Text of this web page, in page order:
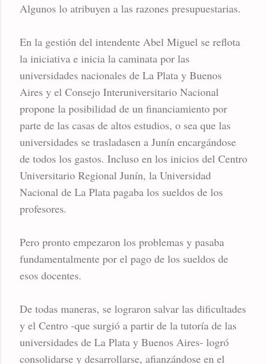
Algunos lo atribuyen a las razones presupuestarias.
En la gestión del intendente Abel Miguel se reflota
la iniciativa e inicia la caminata por las
universidades nacionales de La Plata y Buenos
Aires y el Consejo Interuniversitario Nacional
propone la posibilidad de un financiamiento por
parte de las casas de altos estudios, o sea que las
universidades se trasladasen a Junín encargándose
de todos los gastos. Incluso en los inicios del Centro
Universitario Regional Junín, la Universidad
Nacional de La Plata pagaba los sueldos de los
profesores.
Pero pronto empezaron los problemas y pasaba
fundamentalmente por el pago de los sueldos de
esos docentes.
De todas maneras, se lograron salvar las dificultades
y el Centro -que surgió a partir de la tutoría de las
universidades de La Plata y Buenos Aires- logró
consolidarse y desarrollarse, afianzándose en el